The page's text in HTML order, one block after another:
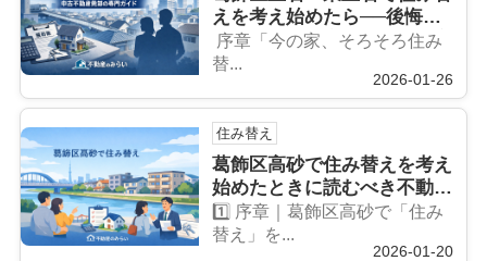
えを考え始めたら──後悔し
ない中古不動産売却の進め方
序章「今の家、そろそろ住み
替...
2026-01-26
住み替え
葛飾区高砂で住み替えを考え
始めたときに読むべき不動産
売却ガイド｜後悔しないため
の判断軸と進め方
1️⃣ 序章｜葛飾区高砂で「住み
替え」を...
2026-01-20